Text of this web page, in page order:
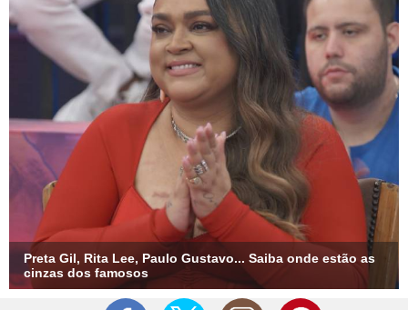
Preta Gil, Rita Lee, Paulo Gustavo... Saiba onde estão as
cinzas dos famosos